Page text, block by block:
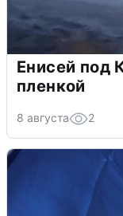
Енисей под
пленкой
8 августа 2